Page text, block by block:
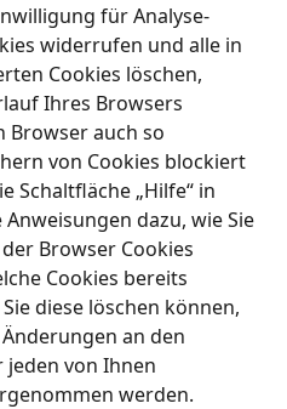
für Analyse-
widerrufen und alle in
Cookies löschen,
Ihres Browsers
Browser auch so
von Cookies blockiert
Schaltfläche „Hilfe“ in
dazu, wie Sie
Browser Cookies
Cookies bereits
diese löschen können,
an den
jeden von Ihnen
werden.